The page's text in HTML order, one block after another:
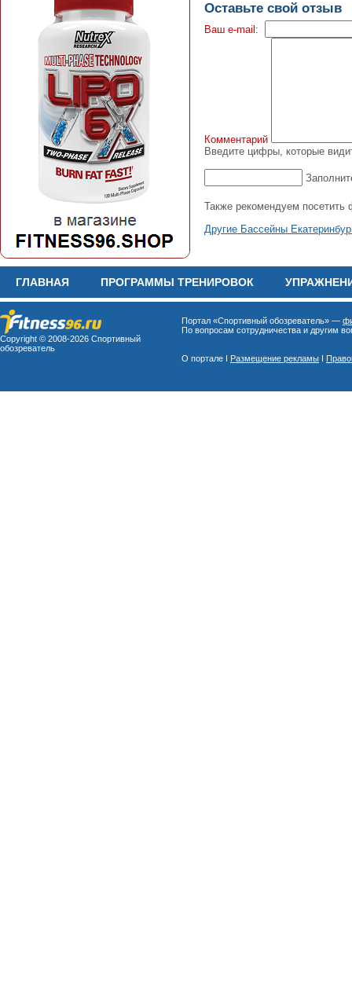
Оставьте свой отзыв
Ваш e-mail:
Комментарий
Введите цифры, которые
Также рекомендуем посетить
Другие Бассейны
ГЛАВНАЯ ПРОГРАММЫ ТРЕНИРОВОК
Copyright © 2008-2026 Спортивный
обозреватель
Портал «Спортивный обозреватель» —
По вопросам сотрудничества и другим
О портале I Размещение рекламы I